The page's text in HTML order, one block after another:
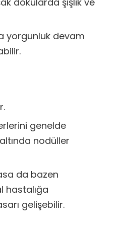
yorgunluk devam
genelde
nodüller
da bazen
gelişebilir.